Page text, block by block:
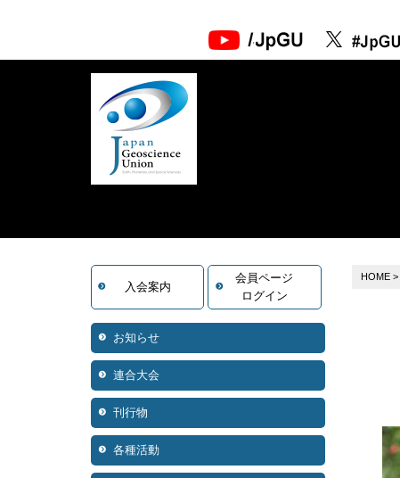
入会案内
会員ページ
ログイン
お知らせ
連合大会
刊行物
各種活動
HOME>